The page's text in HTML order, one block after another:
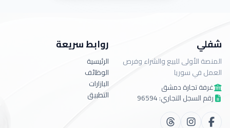
شفلي
المنصة الأولى للبيع والشراء وفرص
العمل في سوريا
غرفة تجارة دمشق
رقم السجل التجاري: 96594
روابط سريعة
الرئيسية
الوظائف
البازارات
التطبيق